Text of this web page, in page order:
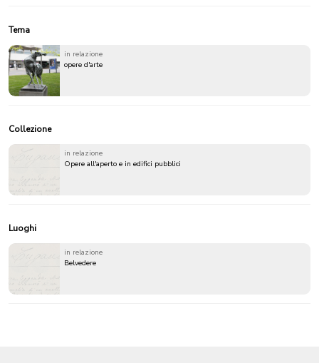
Tema
in relazione
opere d'arte
Collezione
in relazione
Opere all'aperto e in edifici pubblici
Luoghi
in relazione
Belvedere